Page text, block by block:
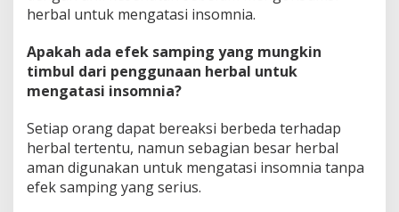
herbal untuk mengatasi insomnia.
Apakah ada efek samping yang mungkin
timbul dari penggunaan herbal untuk
mengatasi insomnia?
Setiap orang dapat bereaksi berbeda terhadap
herbal tertentu, namun sebagian besar herbal
aman digunakan untuk mengatasi insomnia tanpa
efek samping yang serius.